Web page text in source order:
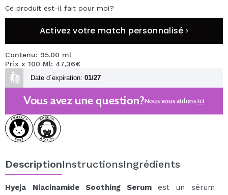
Ce produit est-il fait pour moi?
Activez votre match personnalisé ›
Contenu: 95.00 ml
Prix x 100 Ml: 47,36€
Date d´expiration: 01/27
Vous avez une question?Nous vous aidonsici
DescriptionInstructionsIngrédients
Hyeja Niacinamide Soothing Serumest un sérum